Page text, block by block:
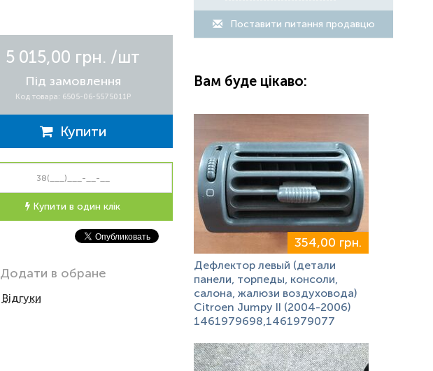
5 015,00 грн. /шт
Під замовлення
Код товара: 6505-06-5575011P
Купити
Купити в один клік
Додати в обране
Відгуки
Поставити питання продавцю
Вам буде цікаво:
354,00 грн.
Дефлектор левый (детали
панели, торпеды, консоли,
салона, жалюзи воздуховода)
Citroen Jumpy II (2004-2006)
1461979698,1461979077